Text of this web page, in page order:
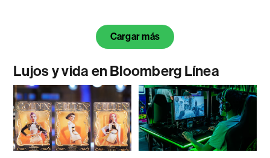
Cargar más
Lujos y vida en Bloomberg Línea